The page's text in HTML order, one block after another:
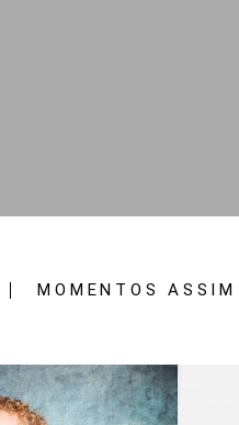
MOMENTOS